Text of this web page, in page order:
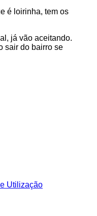
é loirinha, tem os
já vão aceitando.
sair do bairro se
Utilização